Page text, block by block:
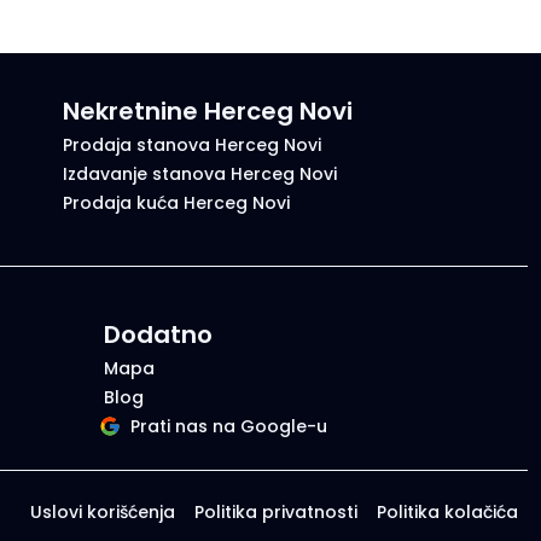
Nekretnine Herceg Novi
Prodaja stanova Herceg Novi
Izdavanje stanova Herceg Novi
Prodaja kuća Herceg Novi
Dodatno
Mapa
Blog
Prati nas na Google-u
Uslovi korišćenja Politika privatnosti Politika kolačića